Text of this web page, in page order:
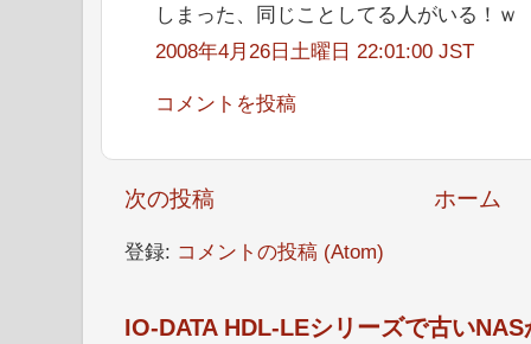
しまった、同じことしてる人がいる！ｗ
2008年4月26日土曜日 22:01:00 JST
コメントを投稿
次の投稿 ホーム
登録: コメントの投稿 (Atom)
IO-DATA HDL-LEシリーズで古い